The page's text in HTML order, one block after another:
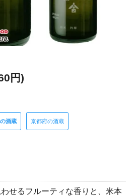
円)
酒蔵 京都府の酒蔵
せるフルーティな香りと、米本